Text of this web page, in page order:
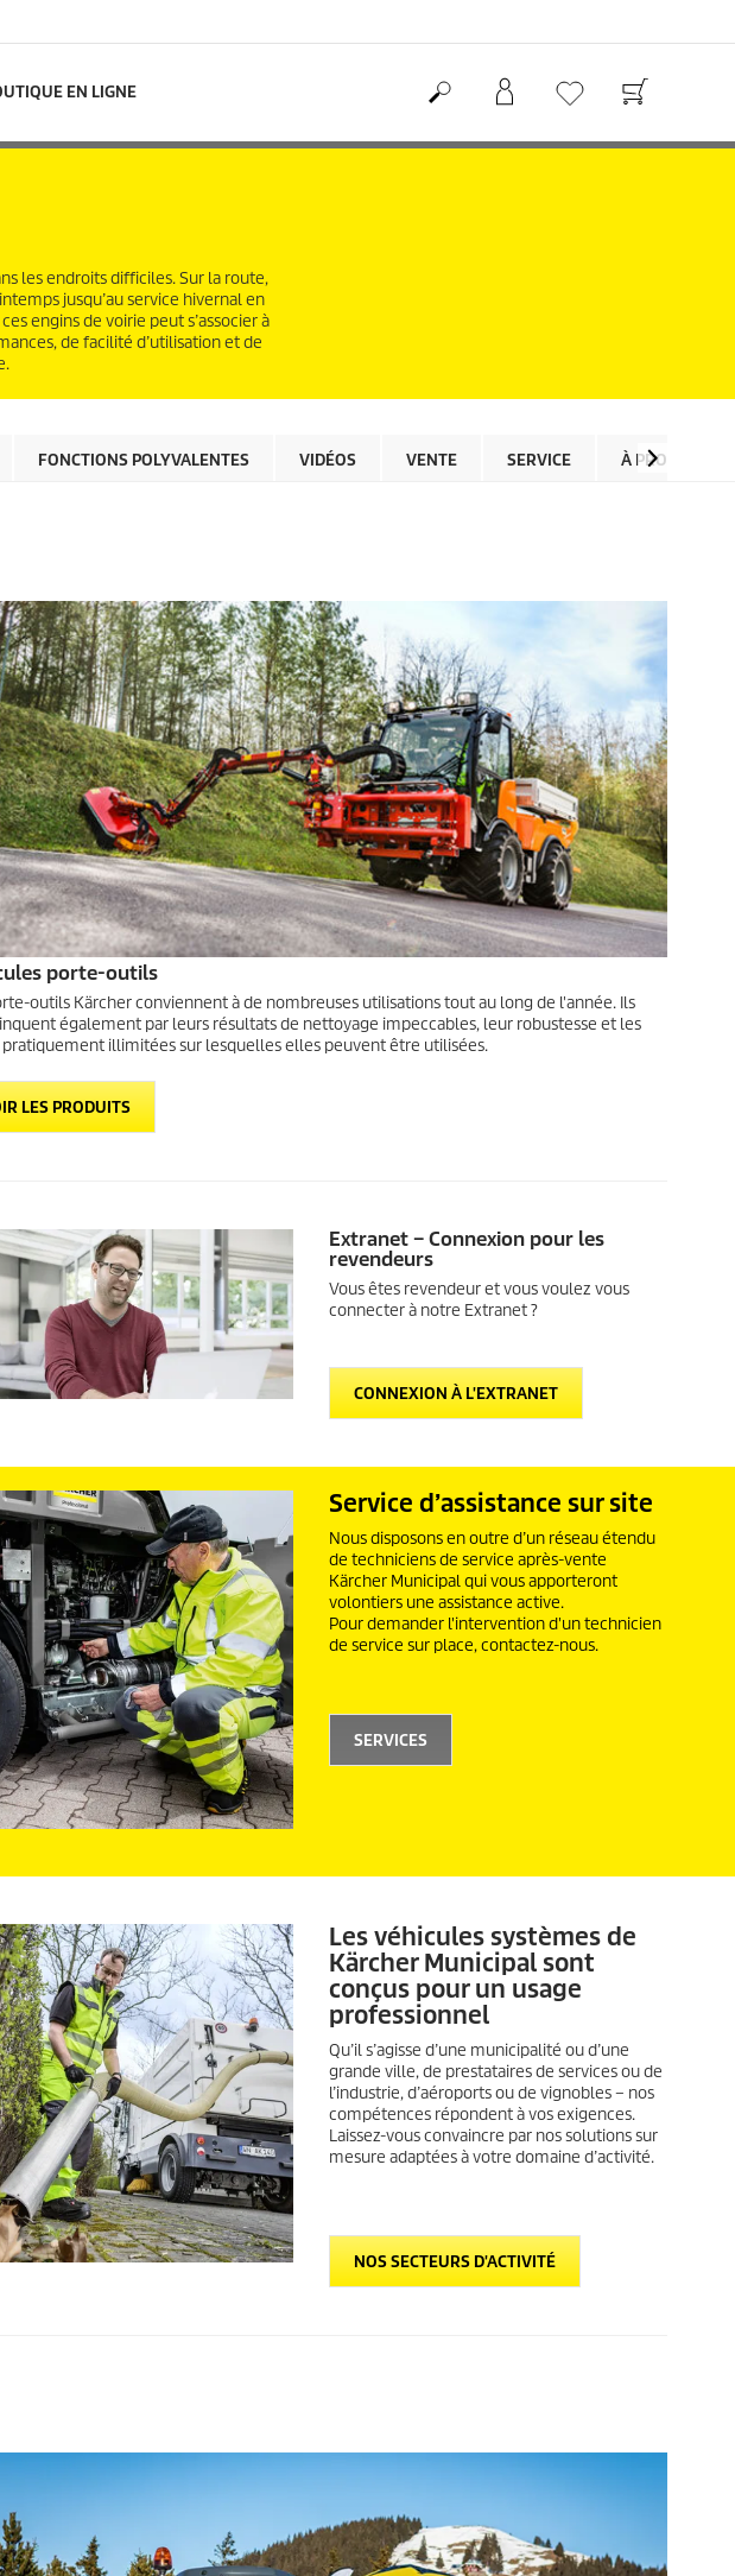
EN LIGNE
les endroits difficiles. Sur la route,
jusqu’au service hivernal en
engins de voirie peut s’associer à
de facilité d’utilisation et de
FONCTIONS POLYVALENTES VIDÉOS VENTE SERVICE À PROPOS DE
porte-outils
outils Kärcher conviennent à de nombreuses utilisations tout au long de l'année. Ils
également par leurs résultats de nettoyage impeccables, leur robustesse et les
pratiquement illimitées sur lesquelles elles peuvent être utilisées.
LES PRODUITS
Extranet – Connexion pour les
revendeurs
Vous êtes revendeur et vous voulez vous
connecter à notre Extranet ?
CONNEXION À L'EXTRANET
Service d’assistance sur site
Nous disposons en outre d’un réseau étendu
de techniciens de service après-vente
Kärcher Municipal qui vous apporteront
volontiers une assistance active.
Pour demander l'intervention d'un technicien
de service sur place, contactez-nous.
SERVICES
Les véhicules systèmes de
Kärcher Municipal sont
conçus pour un usage
professionnel
Qu’il s’agisse d’une municipalité ou d’une
grande ville, de prestataires de services ou de
l’industrie, d’aéroports ou de vignobles – nos
compétences répondent à vos exigences.
Laissez-vous convaincre par nos solutions sur
mesure adaptées à votre domaine d’activité.
NOS SECTEURS D'ACTIVITÉ